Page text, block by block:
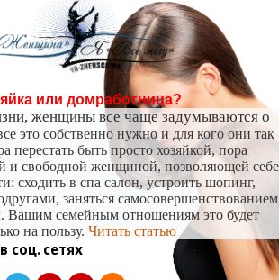
самый пугающий — самолюбование.
с хорошим советом, это пропустить его мимо ушей. Он
полезен никому, кроме того, кто его дал.
советы и очень не люблю, когда их дают мне.
или домработница?
женщины все чаще задумываются о
это собственно нужно и для кого они так
перестать быть просто хозяйкой, пора
и свободной женщиной, позволяющей себе
сходить в спа салон, устроить шопинг,
заняться самосовершенствованием
Вашим семейным отношениям это будет
на пользу. Читать статью
соц. сетях